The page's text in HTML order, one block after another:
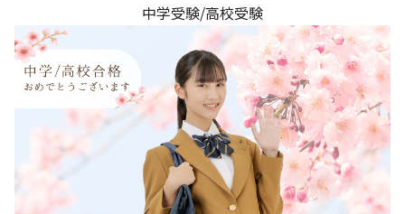
中学受験/高校受験